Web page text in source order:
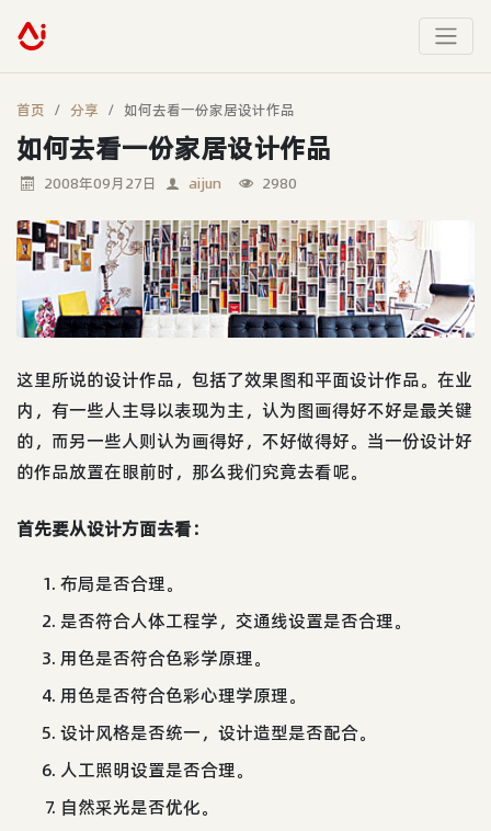
首页 分享 如何去看一份家居设计作品
如何去看一份家居设计作品
2008年09月27日 aijun 2980
这里所说的设计作品，包括了效果图和平面设计作品。在业
内，有一些人主导以表现为主，认为图画得好不好是最关键
的，而另一些人则认为画得好，不好做得好。当一份设计好
的作品放置在眼前时，那么我们究竟去看呢。
首先要从设计方面去看：
布局是否合理。
是否符合人体工程学，交通线设置是否合理。
用色是否符合色彩学原理。
用色是否符合色彩心理学原理。
设计风格是否统一，设计造型是否配合。
人工照明设置是否合理。
自然采光是否优化。